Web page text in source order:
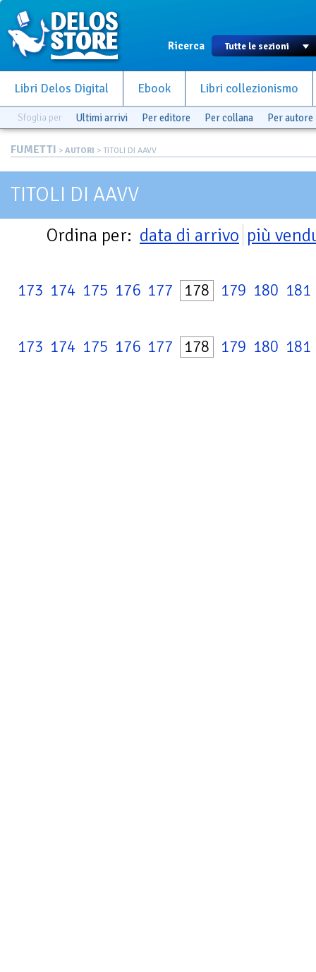
Ricerca
Libri Delos Digital Ebook Libri collezionismo
Sfoglia per Ultimi arrivi Per editore Per collana Per autore
FUMETTI > AUTORI > TITOLI DI AAVV
TITOLI DI AAVV
Ordina per: data di arrivo più
173 174 175 176 177 178 179 180 181
173 174 175 176 177 178 179 180 181